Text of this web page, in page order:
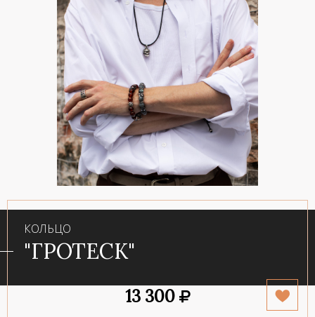
КОЛЬЦО
"ГРОТЕСК"
13 300